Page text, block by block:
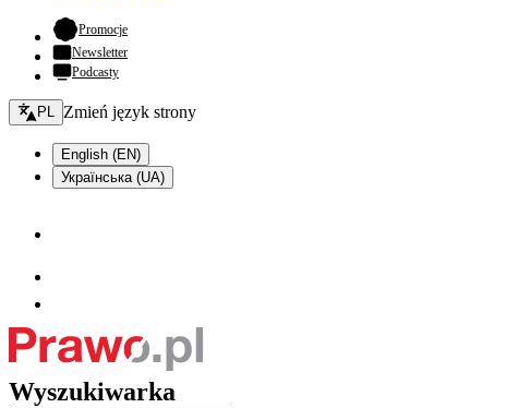
Promocje- otwiera się w nowej karcie
Newsletter
Podcasty
Zmień język - bieżący:
PL Zmień język strony
English (EN)
Українська (UA)
Wyszukiwarka